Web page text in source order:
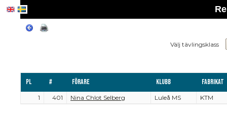
Välj tävlingsklass
Pl # Förare Klubb Fabrikat
1 401 Nina Chlot Selberg Luleå MS KTM